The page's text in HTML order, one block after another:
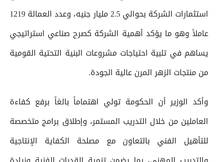
استثمارات الشركة بحوالي 2.5 مليار جنيه، وعدد العمالة 1219
عاملاً وهو ما يؤكد أهمية الشركة كصرح صناعي استراتيجي
يساهم في تلبية احتياجات مشروعات البنية التحتية القومية
من منتجات الزهر المرن عالية الجودة.
وأكد الوزير أن الحكومة تولي اهتماماً بالغاً برفع كفاءة
العاملين من خلال التدريب المستمر، وإطلاق برامج متخصصة
للتأهيل الفني بالتعاون مع مصلحة الكفاية الإنتاجية